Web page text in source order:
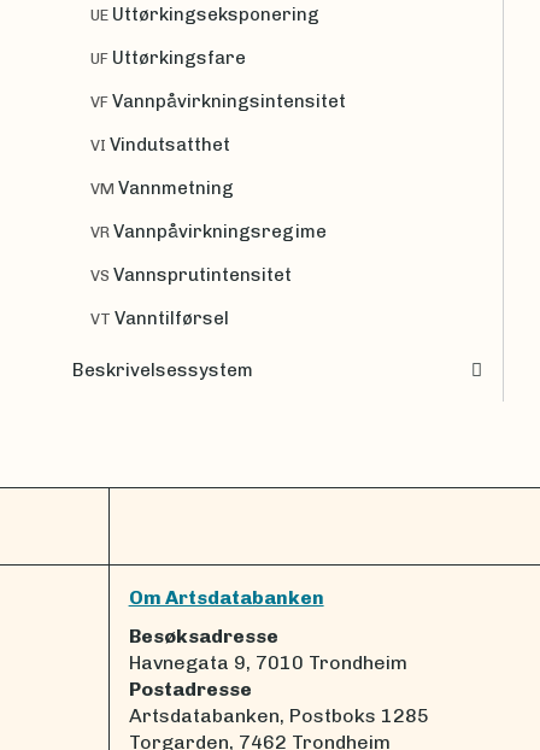
UE Uttørkingseksponering
UF Uttørkingsfare
VF Vannpåvirkningsintensitet
VI Vindutsatthet
VM Vannmetning
VR Vannpåvirkningsregime
VS Vannsprutintensitet
VT Vanntilførsel
Beskrivelsessystem
Om Artsdatabanken
Besøksadresse
Havnegata 9, 7010 Trondheim
Postadresse
Artsdatabanken, Postboks 1285
Torgarden, 7462 Trondheim